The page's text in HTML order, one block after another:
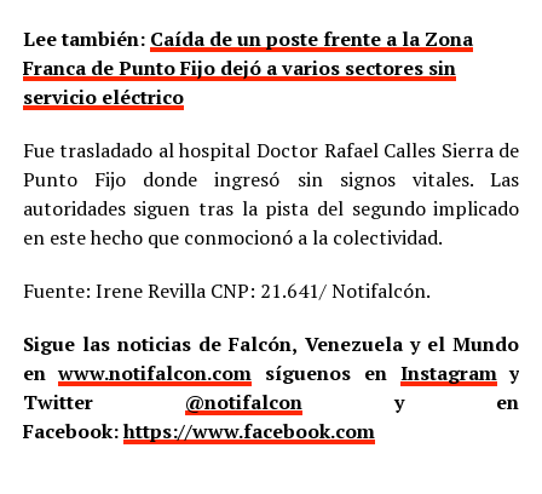
Lee también: Caída de un poste frente a la Zona
Franca de Punto Fijo dejó a varios sectores sin
servicio eléctrico
Fue trasladado al hospital Doctor Rafael Calles Sierra de
Punto Fijo donde ingresó sin signos vitales. Las
autoridades siguen tras la pista del segundo implicado
en este hecho que conmocionó a la colectividad.
Fuente: Irene Revilla CNP: 21.641/ Notifalcón.
Sigue las noticias de Falcón, Venezuela y el Mundo
enwww.notifalcon.com síguenos en Instagramy
Twitter @notifalcony en
Facebook:https://www.facebook.com